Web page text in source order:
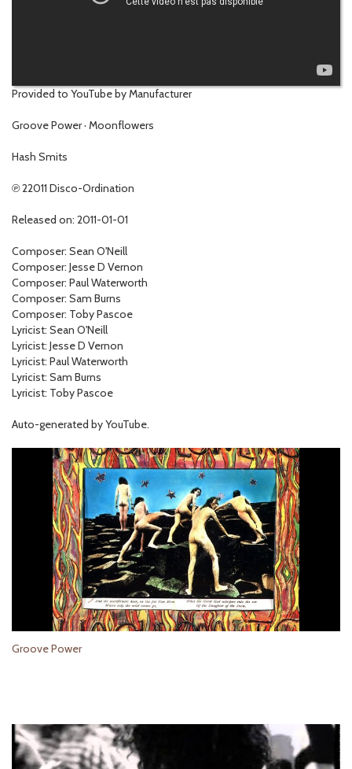
Provided to YouTube by Manufacturer
Groove Power · Moonflowers
Hash Smits
℗ 22011 Disco-Ordination
Released on: 2011-01-01
Composer: Sean O'Neill
Composer: Jesse D Vernon
Composer: Paul Waterworth
Composer: Sam Burns
Composer: Toby Pascoe
Lyricist: Sean O'Neill
Lyricist: Jesse D Vernon
Lyricist: Paul Waterworth
Lyricist: Sam Burns
Lyricist: Toby Pascoe
Auto-generated by YouTube.
Groove Power